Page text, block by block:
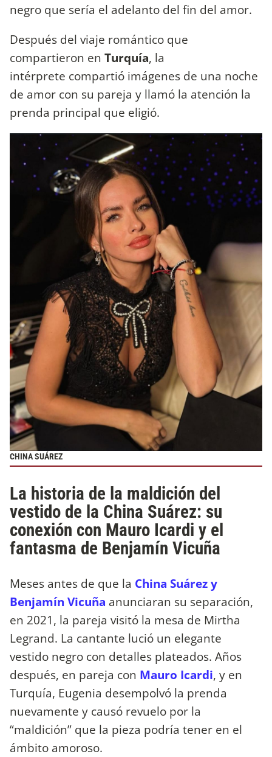
negro que sería el adelanto del fin del amor.
Después del viaje romántico que
compartieron en Turquía, la
intérprete compartió imágenes de una noche
de amor con su pareja y llamó la atención la
prenda principal que eligió.
CHINA SUÁREZ
La historia de la maldición del
vestido de la China Suárez: su
conexión con Mauro Icardi y el
fantasma de Benjamín Vicuña
Meses antes de que la China Suárez y
Benjamín Vicuña anunciaran su separación,
en 2021, la pareja visitó la mesa de Mirtha
Legrand. La cantante lució un elegante
vestido negro con detalles plateados. Años
después, en pareja con Mauro Icardi, y en
Turquía, Eugenia desempolvó la prenda
nuevamente y causó revuelo por la
“maldición” que la pieza podría tener en el
ámbito amoroso.